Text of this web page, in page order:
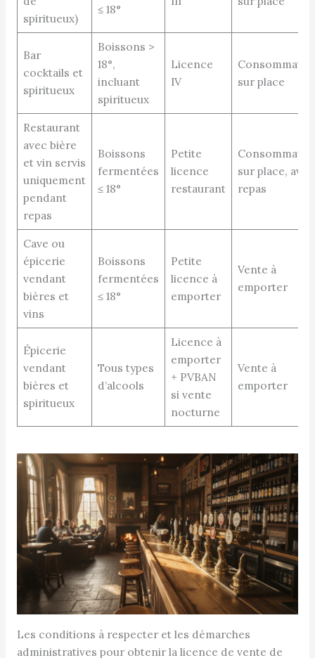
spiritueux)
≤ 18°
Bar
cocktails et
spiritueux
Boissons >
18°,
incluant
spiritueux
Licence
IV
sur place
Restaurant
avec bière
et vin servis
uniquement
pendant
repas
Boissons
fermentées
≤ 18°
Petite
licence
restaurant
sur place, avec
repas
Cave ou
épicerie
vendant
bières et
vins
Boissons
fermentées
≤ 18°
Petite
licence à
emporter
Vente à
emporter
Épicerie
vendant
bières et
spiritueux
Tous types
d’alcools
Licence à
emporter
+ PVBAN
si vente
nocturne
Vente à
emporter
Les conditions à respecter et les démarches
administratives pour obtenir la licence de vente de